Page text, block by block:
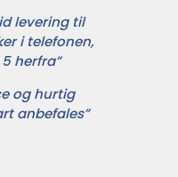
levering til
i telefonen,
herfra”
og hurtig
anbefales”